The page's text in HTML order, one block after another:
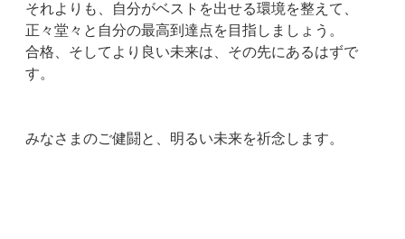
それよりも、自分がベストを出せる環境を整えて、
正々堂々と自分の最高到達点を目指しましょう。
合格、そしてより良い未来は、その先にあるはずで
す。
みなさまのご健闘と、明るい未来を祈念します。